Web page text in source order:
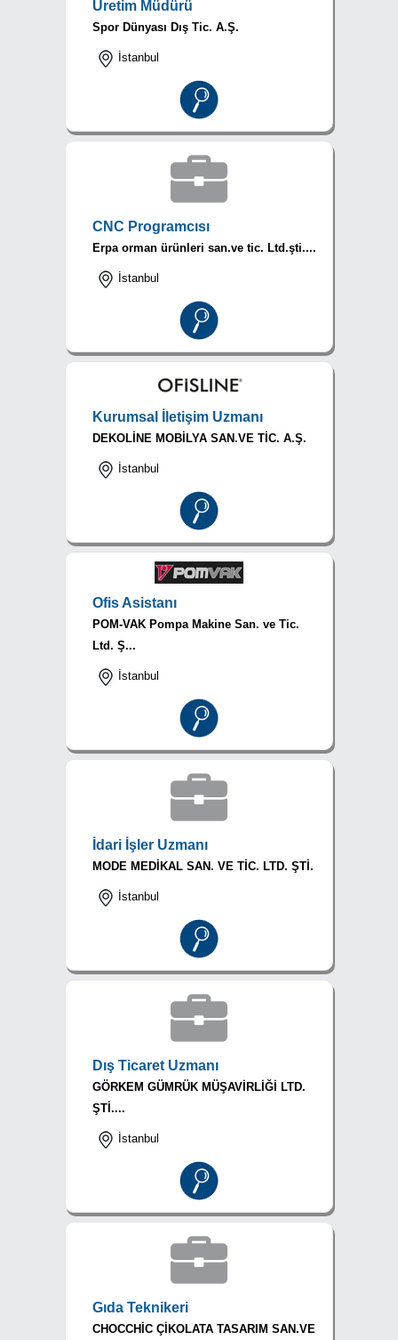
Üretim Müdürü
Spor Dünyası Dış Tic. A.Ş.
İstanbul
CNC Programcısı
Erpa orman ürünleri san.ve tic. Ltd.şti....
İstanbul
Kurumsal İletişim Uzmanı
DEKOLİNE MOBİLYA SAN.VE TİC. A.Ş.
İstanbul
Ofis Asistanı
POM-VAK Pompa Makine San. ve Tic.
Ltd. Ş...
İstanbul
İdari İşler Uzmanı
MODE MEDİKAL SAN. VE TİC. LTD. ŞTİ.
İstanbul
Dış Ticaret Uzmanı
GÖRKEM GÜMRÜK MÜŞAVİRLİĞİ LTD.
ŞTİ....
İstanbul
Gıda Teknikeri
CHOCCHİC ÇİKOLATA TASARIM SAN.VE